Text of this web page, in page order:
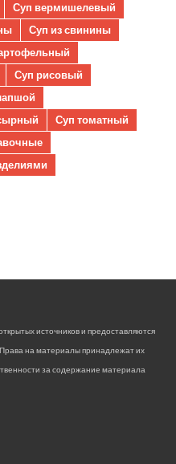
Суп вермишелевый
Суп из свинины
Суп рисовый
Суп томатный
источников и предоставляются
на материалы принадлежат их
за содержание материала